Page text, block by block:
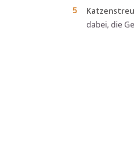
dabei, die